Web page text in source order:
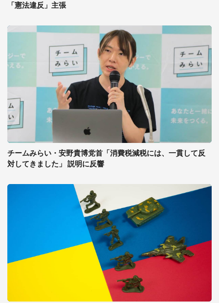
「憲法違反」主張
チームみらい・安野貴博党首「消費税減税には、一貫して反
対してきました」 説明に反響